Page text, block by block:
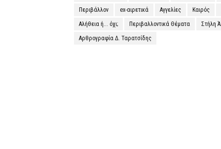
Περιβάλλον ex-αιρετικά Αγγελίες Καιρός
Αλήθεια ή... όχι; Περιβαλλοντικά Θέματα Στήλη
Αρθρογραφία Δ. Ταρατσίδης